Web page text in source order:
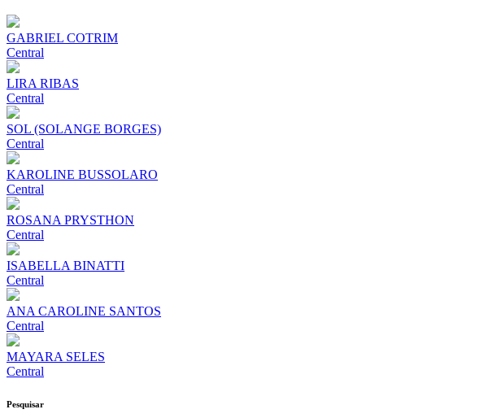
GABRIEL COTRIM
Central
LIRA RIBAS
Central
SOL (SOLANGE BORGES)
Central
KAROLINE BUSSOLARO
Central
ROSANA PRYSTHON
Central
ISABELLA BINATTI
Central
ANA CAROLINE SANTOS
Central
MAYARA SELES
Central
Pesquisar